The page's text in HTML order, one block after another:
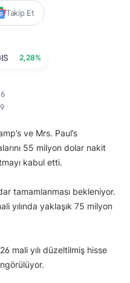
Takip Et
2,28%
ve Mrs. Paul’s
55 milyon dolar nakit
kabul etti.
tamamlanması bekleniyor.
yılında yaklaşık 75 milyon
mali yılı düzeltilmiş hisse